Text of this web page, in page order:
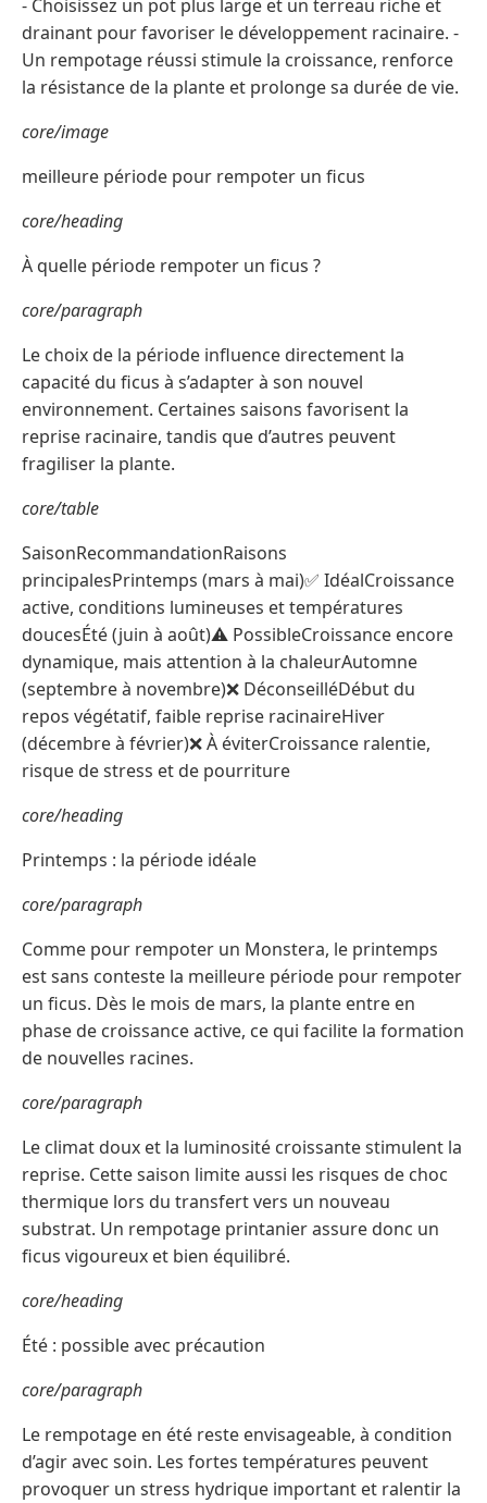
- Choisissez un pot plus large et un terreau riche et
drainant pour favoriser le développement racinaire. -
Un rempotage réussi stimule la croissance, renforce
la résistance de la plante et prolonge sa durée de vie.
core/image
meilleure période pour rempoter un ficus
core/heading
À quelle période rempoter un ficus ?
core/paragraph
Le choix de la période influence directement la
capacité du ficus à s’adapter à son nouvel
environnement. Certaines saisons favorisent la
reprise racinaire, tandis que d’autres peuvent
fragiliser la plante.
core/table
SaisonRecommandationRaisons
principalesPrintemps (mars à mai)✅ IdéalCroissance
active, conditions lumineuses et températures
doucesÉté (juin à août)⚠️ PossibleCroissance encore
dynamique, mais attention à la chaleurAutomne
(septembre à novembre)❌ DéconseilléDébut du
repos végétatif, faible reprise racinaireHiver
(décembre à février)❌ À éviterCroissance ralentie,
risque de stress et de pourriture
core/heading
Printemps : la période idéale
core/paragraph
Comme pour rempoter un Monstera, le printemps
est sans conteste la meilleure période pour rempoter
un ficus. Dès le mois de mars, la plante entre en
phase de croissance active, ce qui facilite la formation
de nouvelles racines.
core/paragraph
Le climat doux et la luminosité croissante stimulent la
reprise. Cette saison limite aussi les risques de choc
thermique lors du transfert vers un nouveau
substrat. Un rempotage printanier assure donc un
ficus vigoureux et bien équilibré.
core/heading
Été : possible avec précaution
core/paragraph
Le rempotage en été reste envisageable, à condition
d’agir avec soin. Les fortes températures peuvent
provoquer un stress hydrique important et ralentir la